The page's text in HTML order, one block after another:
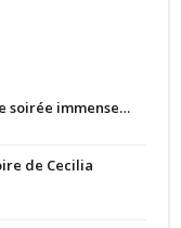
soirée immense…
de Cecilia